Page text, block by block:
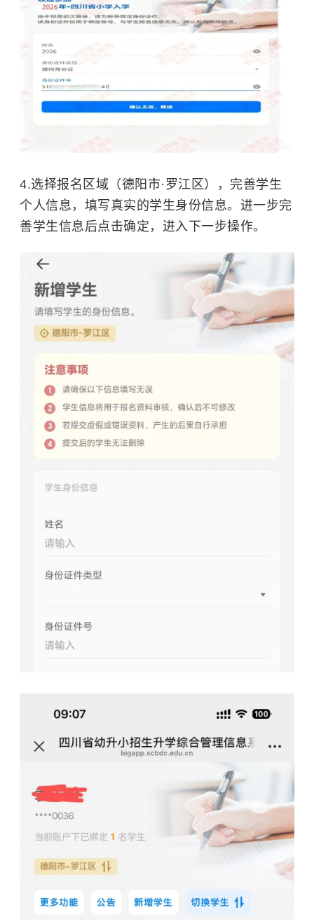
4.选择报名区域（德阳市·罗江区），完善学生
个人信息，填写真实的学生身份信息。进一步完
善学生信息后点击确定，进入下一步操作。